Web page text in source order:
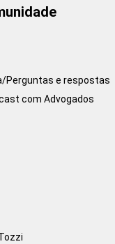
Perguntas e respostas
com Advogados